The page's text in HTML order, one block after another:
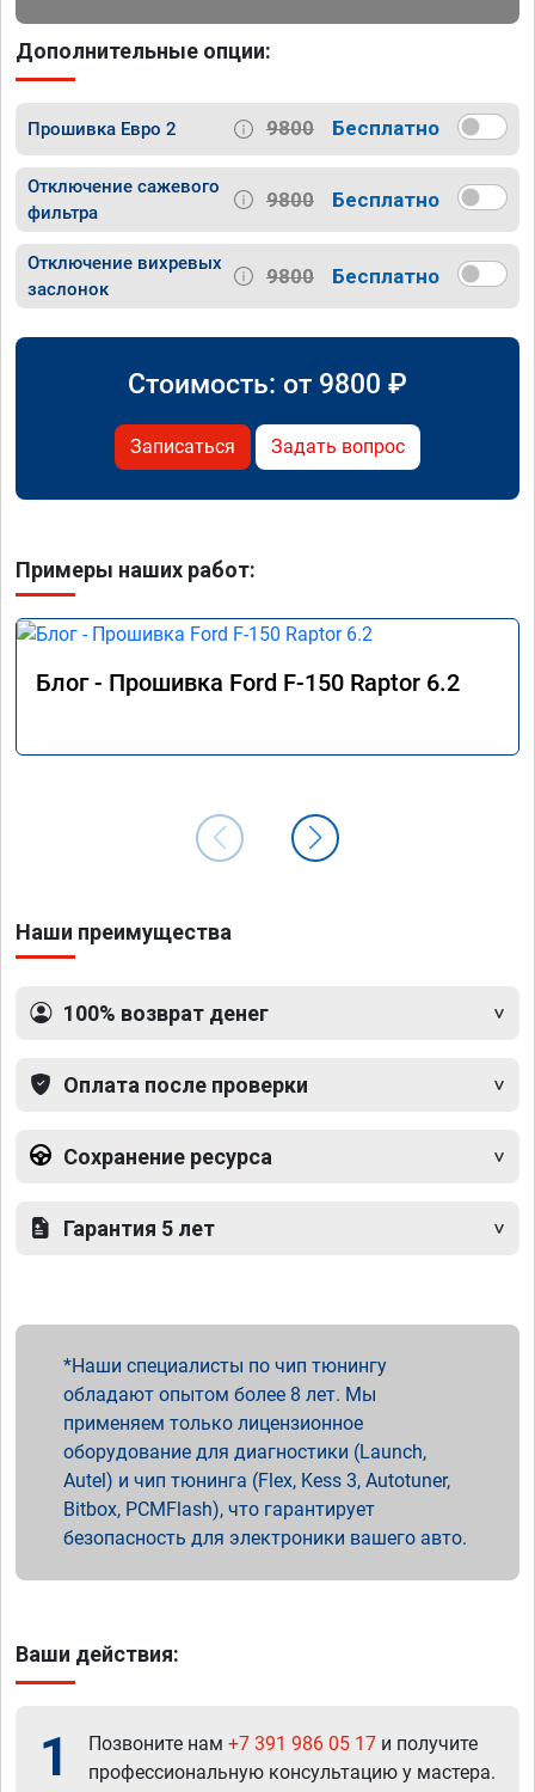
Дополнительные опции:
Прошивка Евро 2 9800 Бесплатно
Отключение сажевого
фильтра
9800 Бесплатно
Отключение вихревых
заслонок
9800 Бесплатно
Стоимость: от 9800 ₽
Записаться Задать вопрос
Примеры наших работ:
Блог - Прошивка Ford F-150 Raptor 6.2
Наши преимущества
100% возврат денег
Оплата после проверки
Сохранение ресурса
Гарантия 5 лет
Наши специалисты по чип тюнингу
обладают опытом более 8 лет. Мы
применяем только лицензионное
оборудование для диагностики (Launch,
Autel) и чип тюнинга (Flex, Kess 3, Autotuner,
Bitbox, PCMFlash), что гарантирует
безопасность для электроники вашего авто.
Ваши действия:
1 Позвоните нам +7 391 986 05 17 и получите
профессиональную консультацию у мастера.